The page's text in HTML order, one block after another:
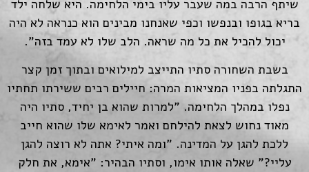
שיתף הרבה במה שעבר עליו בימי הלחימה. היא שלחה ילד
בריא בגופו ובנפשו וכפי שאנחנו מבינים הוא כנראה לא היה
יכול להכיל את כל מה שראה. הלב שלו לא עמד בזה".
בשבת השחורה סתיו התייצב למילואים ובתוך זמן קצר
התגלתה בפניו המציאות המרה: חיילים רבים ששירתו תחתיו
נפלו במהלך הלחימה. "למרות שהוא בן יחיד, סתיו היה
מאוד נחוש לצאת להילחם ואמר לאימא שלו שהוא חייב
ללכת להגן על המדינה. "ומה איתי? אתה לא רוצה להגן
עליי?" שאלה אותו אימו, וסתיו הבהיר: "אימא, את חלק